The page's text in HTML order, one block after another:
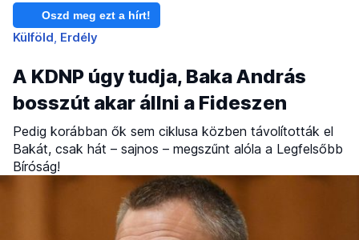
Oszd meg ezt a hírt!
Külföld Erdély
A KDNP úgy tudja, Baka András
bosszút akar állni a Fideszen
Pedig korábban ők sem ciklusa közben távolították el
Bakát, csak hát – sajnos – megszűnt alóla a Legfelsőbb
Bíróság!